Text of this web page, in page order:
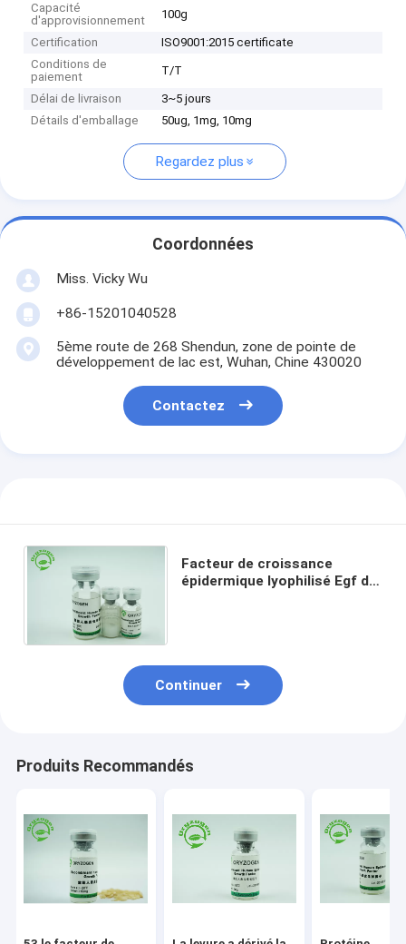
Capacité
d'approvisionnement
100g
Certification
ISO9001:2015 certificate
Conditions de
paiement
T/T
Délai de livraison
3~5 jours
Détails d'emballage
50ug, 1mg, 10mg
Regardez plus
Coordonnées
Miss. Vicky Wu
+86-15201040528
5ème route de 268 Shendun, zone de pointe de
développement de lac est, Wuhan, Chine 430020
Contactez
Facteur de croissance
épidermique lyophilisé Egf de
Continuer
Produits Recommandés